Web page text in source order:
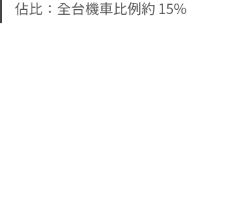
佔比：全台機車比例約 15%